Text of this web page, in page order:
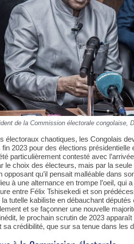
de la Commission électorale congolaise,
électoraux chaotiques, les Congolais
2023 pour des élections présidentielle
particulièrement contesté avec
le choix des électeurs, mais par la
opposant qu’il pensait malléable dans
à une alternance en trompe l’oeil, qui
entre Félix Tshisekedi et son
la tutelle kabiliste en débauchant
et se façonner une nouvelle
le prochain scrutin de 2023
sa crédibilité, que sur sa tenue dans les